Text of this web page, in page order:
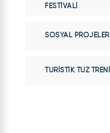
FESTIVALI
SOSYAL PROJELER
TURISTIK TUZ TRENI